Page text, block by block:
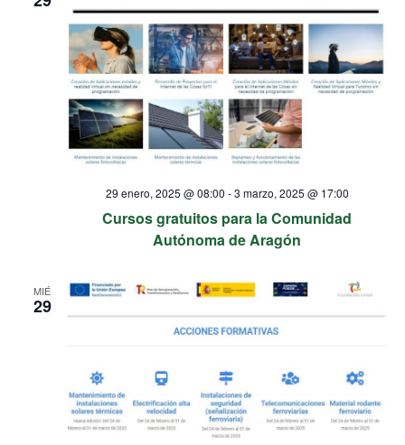
Cursos gratuitos para la Comunidad
Autónoma de Aragón
29 enero, 2025 @ 08:00 -3 marzo, 2025 @ 17:00
MIÉ
29